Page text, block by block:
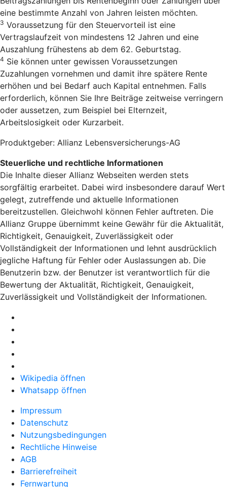
eine bestimmte Anzahl von Jahren leisten möchten.
3 Voraussetzung für den Steuervorteil ist eine
Vertragslaufzeit von mindestens 12 Jahren und eine
Auszahlung frühestens ab dem 62. Geburtstag.
4 Sie können unter gewissen Voraussetzungen
Zuzahlungen vornehmen und damit ihre spätere Rente
erhöhen und bei Bedarf auch Kapital entnehmen. Falls
erforderlich, können Sie Ihre Beiträge zeitweise verringern
oder aussetzen, zum Beispiel bei Elternzeit,
Arbeitslosigkeit oder Kurzarbeit.
Produktgeber: Allianz Lebensversicherungs-AG
Steuerliche und rechtliche Informationen
Die Inhalte dieser Allianz Webseiten werden stets
sorgfältig erarbeitet. Dabei wird insbesondere darauf Wert
gelegt, zutreffende und aktuelle Informationen
bereitzustellen. Gleichwohl können Fehler auftreten. Die
Allianz Gruppe übernimmt keine Gewähr für die Aktualität,
Richtigkeit, Genauigkeit, Zuverlässigkeit oder
Vollständigkeit der Informationen und lehnt ausdrücklich
jegliche Haftung für Fehler oder Auslassungen ab. Die
Benutzerin bzw. der Benutzer ist verantwortlich für die
Bewertung der Aktualität, Richtigkeit, Genauigkeit,
Zuverlässigkeit und Vollständigkeit der Informationen.
Wikipedia öffnen
Whatsapp öffnen
Impressum
Datenschutz
Nutzungsbedingungen
Rechtliche Hinweise
AGB
Barrierefreiheit
Fernwartung